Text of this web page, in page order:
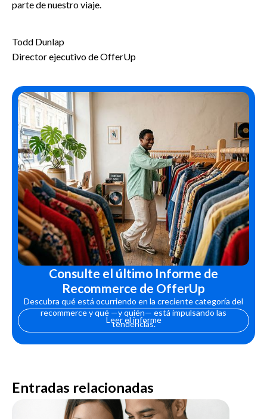
Consulte el último Informe de
Recommerce de OfferUp
Descubra qué está ocurriendo en la creciente categoría del
recommerce y qué —y quién— está impulsando las
tendencias.
Leer el informe
parte de nuestro viaje.
Todd Dunlap
Director ejecutivo de OfferUp
Entradas relacionadas